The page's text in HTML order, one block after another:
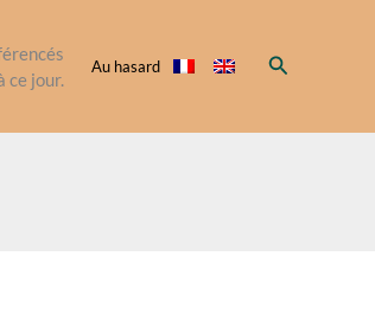
ce jour.
Au hasard Rechercher